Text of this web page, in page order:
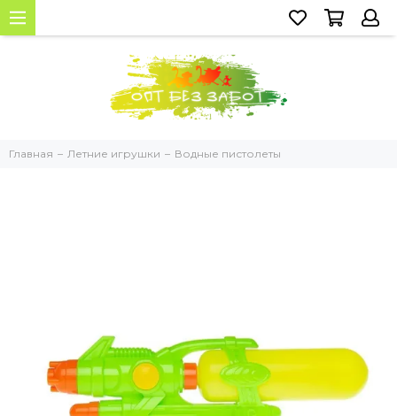
Главная Летние игрушки Водные пистолеты